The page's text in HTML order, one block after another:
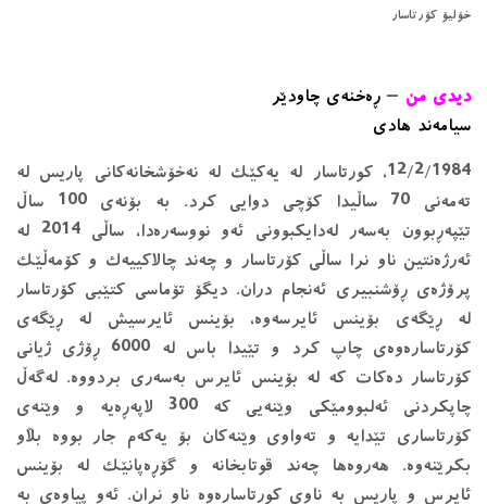
خۆلیۆ كۆرتاسار
دیدی من – ڕه‌خنه‌ی چاودێر
سیامەند هادی
12/2/1984، کورتاسار لە یەکێک لە نەخۆشخانەکانی پاریس لە
تەمەنی 70 ساڵیدا کۆچی دوایی کرد. بە بۆنەی 100 ساڵ
تێپەڕبوون بەسەر لەدایکبوونی ئەو نووسەرەدا، ساڵی 2014 لە
ئەرژەنتین ناو نرا ساڵی کۆرتاسار و چەند چالاکییەک و کۆمەڵێک
پرۆژەی ڕۆشنبیری ئەنجام دران. دیگۆ تۆماسی کتێبی کۆرتاسار
لە ڕێگەی بۆینس ئایرسەوە، بۆینس ئایرسیش لە ڕێگەی
کۆرتاسارەوەی چاپ کرد و تێیدا باس لە 6000 ڕۆژی ژیانی
کۆرتاسار دەکات کە لە بۆینس ئایرس بەسەری بردووە. لەگەڵ
چاپکردنی ئەلبوومێکی وێنەیی کە 300 لاپەڕەیە و وێنەی
کۆرتاساری تێدایە و تەواوی وێنەکان بۆ یەکەم جار بووە بڵاو
بکرێنەوە. هەروەها چەند قوتابخانە و گۆڕەپانێک لە بۆینس
ئایرس و پاریس بە ناوی کورتاسارەوە ناو نران. ئەو پیاوەی بە